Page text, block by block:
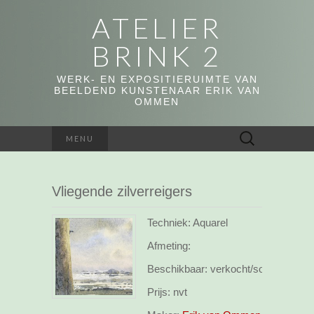
ATELIER
BRINK 2
WERK- EN EXPOSITIERUIMTE VAN
BEELDEND KUNSTENAAR ERIK VAN
OMMEN
MENU
Zoeken
naar:
Vliegende zilverreigers
Techniek: Aquarel
Afmeting:
Beschikbaar: verkocht/sold
Prijs: nvt